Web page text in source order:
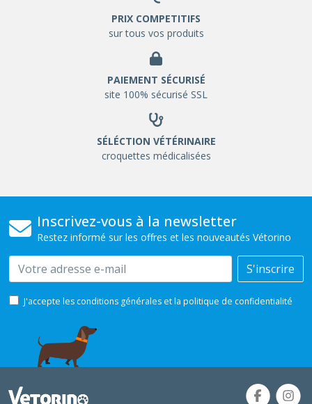
PRIX COMPETITIFS
sur tous vos produits
PAIEMENT SÉCURISÉ
site 100% sécurisé SSL
SÉLÉCTION VÉTÉRINAIRE
croquettes médicalisées
Inscrivez-vous à la newsletter
Restez informé sur les offres et les nouveautés Vétorino
Email S'inscrire
J'accepte les conditions générales et la politique de confidentialité